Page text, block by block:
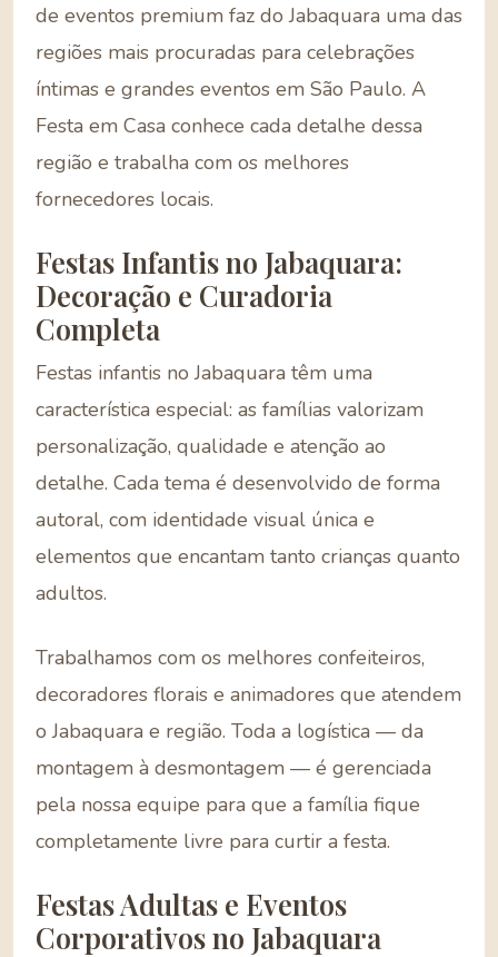
de eventos premium faz do Jabaquara uma das
regiões mais procuradas para celebrações
íntimas e grandes eventos em São Paulo. A
Festa em Casa conhece cada detalhe dessa
região e trabalha com os melhores
fornecedores locais.
Festas Infantis no Jabaquara:
Decoração e Curadoria
Completa
Festas infantis no Jabaquara têm uma
característica especial: as famílias valorizam
personalização, qualidade e atenção ao
detalhe. Cada tema é desenvolvido de forma
autoral, com identidade visual única e
elementos que encantam tanto crianças quanto
adultos.
Trabalhamos com os melhores confeiteiros,
decoradores florais e animadores que atendem
o Jabaquara e região. Toda a logística — da
montagem à desmontagem — é gerenciada
pela nossa equipe para que a família fique
completamente livre para curtir a festa.
Festas Adultas e Eventos
Corporativos no Jabaquara